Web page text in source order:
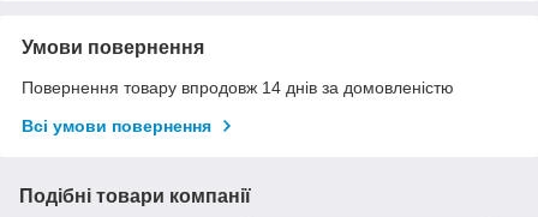
Умови повернення
Повернення товару впродовж 14 днів за домовленістю
Всі умови повернення
Подібні товари компанії